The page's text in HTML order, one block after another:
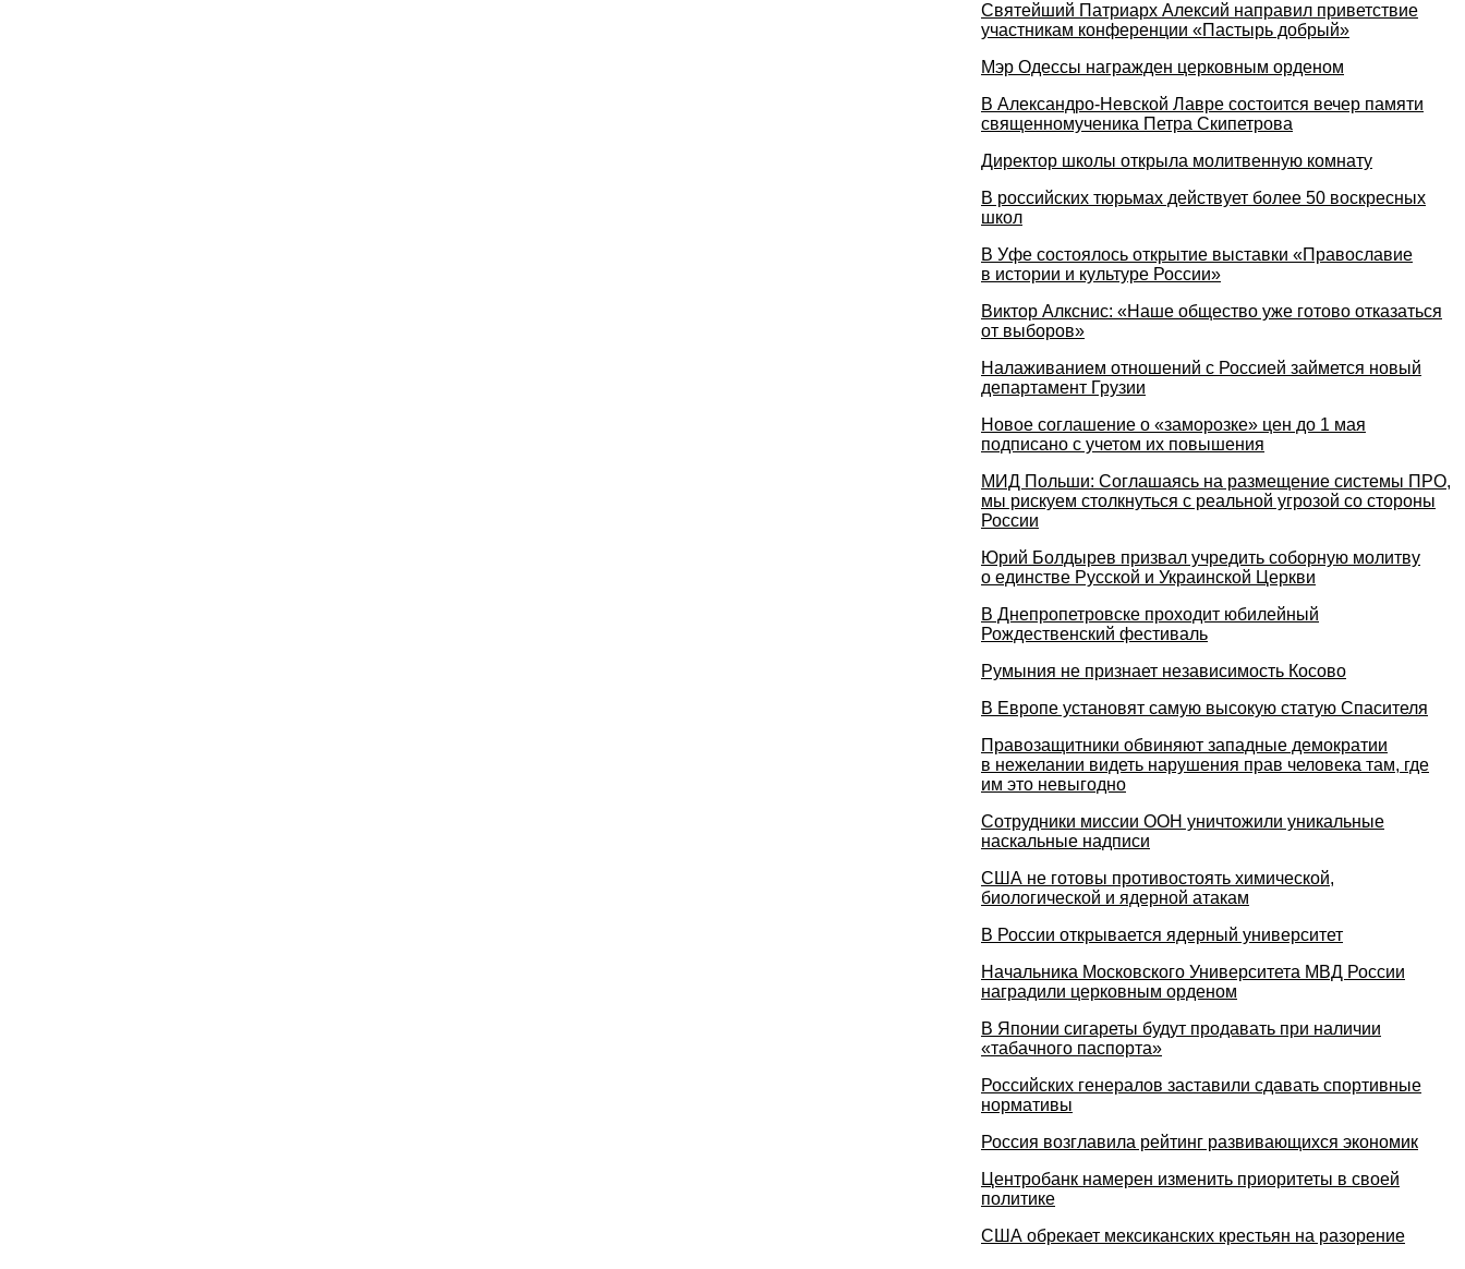
Святейший Патриарх Алексий направил приветствие
участникам конференции «Пастырь добрый»
Мэр Одессы награжден церковным орденом
В Александро-Невской Лавре состоится вечер памяти
священномученика Петра Скипетрова
Директор школы открыла молитвенную комнату
В российских тюрьмах действует более 50 воскресных
школ
В Уфе состоялось открытие выставки «Православие
в истории и культуре России»
Виктор Алкснис: «Наше общество уже готово отказаться
от выборов»
Налаживанием отношений с Россией займется новый
департамент Грузии
Новое соглашение о «заморозке» цен до 1 мая
подписано с учетом их повышения
МИД Польши: Соглашаясь на размещение системы ПРО,
мы рискуем столкнуться с реальной угрозой со стороны
России
Юрий Болдырев призвал учредить соборную молитву
о единстве Русской и Украинской Церкви
В Днепропетровске проходит юбилейный
Рождественский фестиваль
Румыния не признает независимость Косово
В Европе установят самую высокую статую Спасителя
Правозащитники обвиняют западные демократии
в нежелании видеть нарушения прав человека там, где
им это невыгодно
Сотрудники миссии ООН уничтожили уникальные
наскальные надписи
США не готовы противостоять химической,
биологической и ядерной атакам
В России открывается ядерный университет
Начальника Московского Университета МВД России
наградили церковным орденом
В Японии сигареты будут продавать при наличии
«табачного паспорта»
Российских генералов заставили сдавать спортивные
нормативы
Россия возглавила рейтинг развивающихся экономик
Центробанк намерен изменить приоритеты в своей
политике
США обрекает мексиканских крестьян на разорение